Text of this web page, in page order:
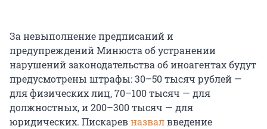
За невыполнение предписаний и
предупреждений Минюста об устранении
нарушений законодательства об иноагентах будут
предусмотрены штрафы: 30–50 тысяч рублей —
для физических лиц, 70–100 тысяч — для
должностных, и 200–300 тысяч — для
юридических. Пискаревназвалвведение